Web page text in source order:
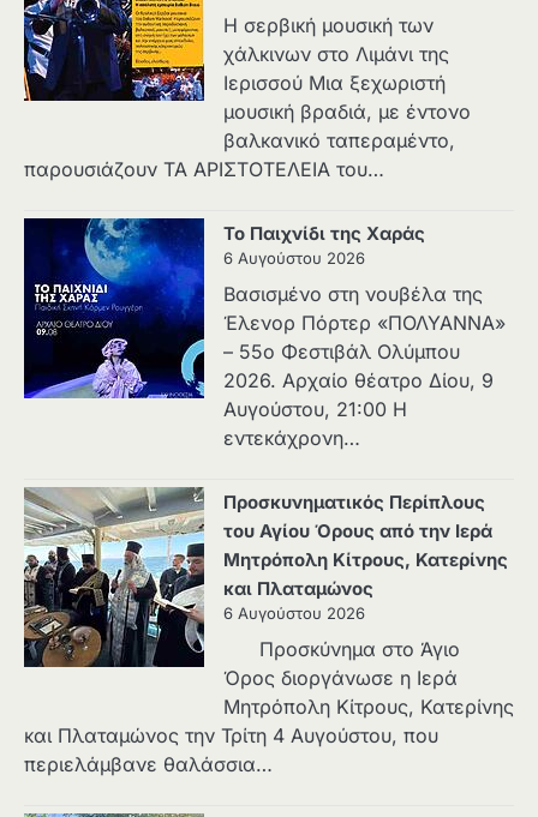
Η σερβική μουσική των
χάλκινων στο Λιμάνι της
Ιερισσού Μια ξεχωριστή
μουσική βραδιά, με έντονο
βαλκανικό ταπεραμέντο,
παρουσιάζουν ΤΑ ΑΡΙΣΤΟΤΕΛΕΙΑ του…
Το Παιχνίδι της Χαράς
6 Αυγούστου 2026
Βασισμένο στη νουβέλα της
Έλενορ Πόρτερ «ΠΟΛΥΑΝΝΑ»
– 55ο Φεστιβάλ Ολύμπου
2026. Αρχαίο θέατρο Δίου, 9
Αυγούστου, 21:00 Η
εντεκάχρονη…
Προσκυνηματικός Περίπλους
του Αγίου Όρους από την Ιερά
Μητρόπολη Κίτρους, Κατερίνης
και Πλαταμώνος
6 Αυγούστου 2026
Προσκύνημα στο Άγιο
Όρος διοργάνωσε η Ιερά
Μητρόπολη Κίτρους, Κατερίνης
και Πλαταμώνος την Τρίτη 4 Αυγούστου, που
περιελάμβανε θαλάσσια…